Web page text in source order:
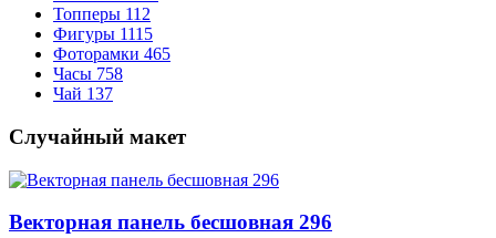
Топперы 112
Фигуры 1115
Фоторамки 465
Часы 758
Чай 137
Случайный макет
Векторная панель бесшовная 296